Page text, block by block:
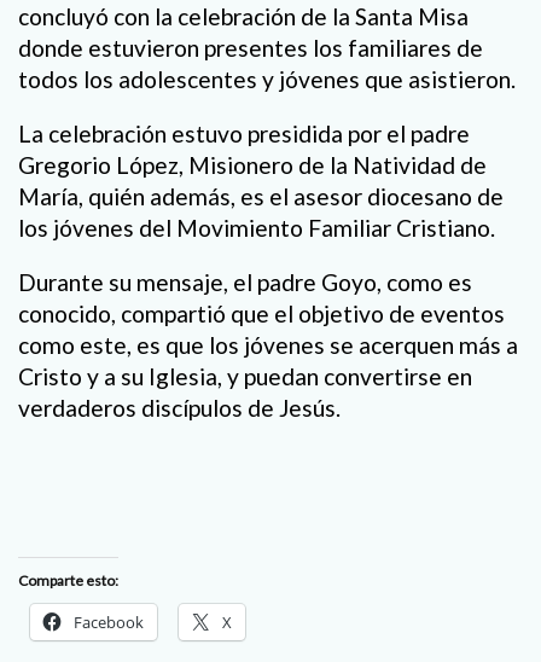
concluyó con la celebración de la Santa Misa
donde estuvieron presentes los familiares de
todos los adolescentes y jóvenes que asistieron.
La celebración estuvo presidida por el padre
Gregorio López, Misionero de la Natividad de
María, quién además, es el asesor diocesano de
los jóvenes del Movimiento Familiar Cristiano.
Durante su mensaje, el padre Goyo, como es
conocido, compartió que el objetivo de eventos
como este, es que los jóvenes se acerquen más a
Cristo y a su Iglesia, y puedan convertirse en
verdaderos discípulos de Jesús.
Comparte esto:
Facebook X